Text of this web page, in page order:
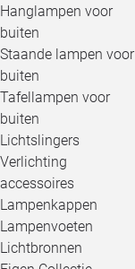
Hanglampen voor
buiten
Staande lampen voor
buiten
Tafellampen voor
buiten
Lichtslingers
Verlichting
accessoires
Lampenkappen
Lampenvoeten
Lichtbronnen